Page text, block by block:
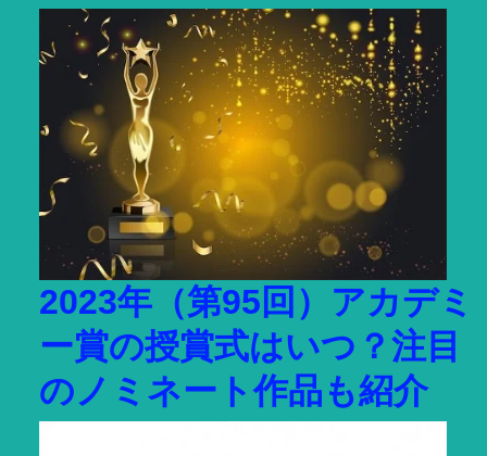
2023年（第95回）アカデミ
ー賞の授賞式はいつ？注目
のノミネート作品も紹介